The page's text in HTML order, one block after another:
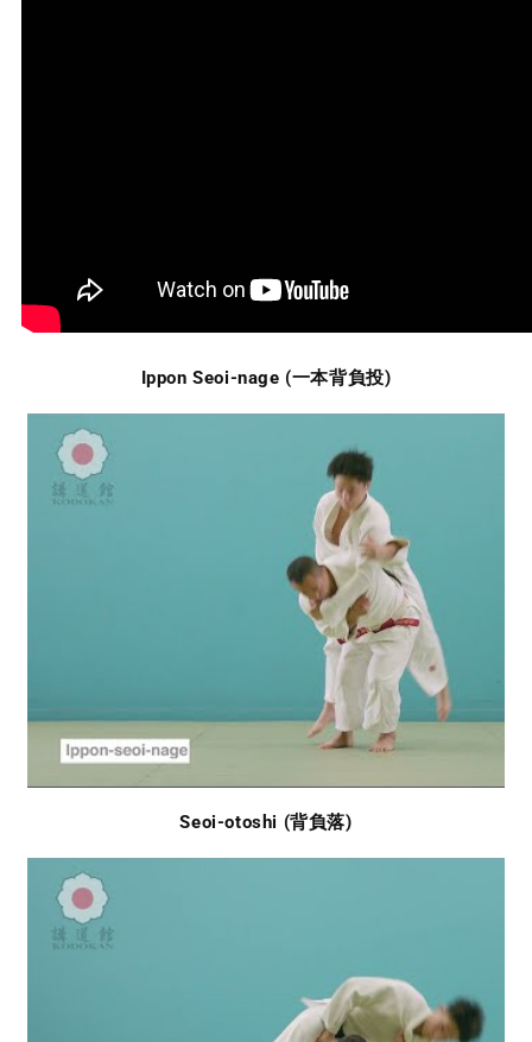
Ippon Seoi-nage (一本背負投)
Seoi-otoshi (背負落)